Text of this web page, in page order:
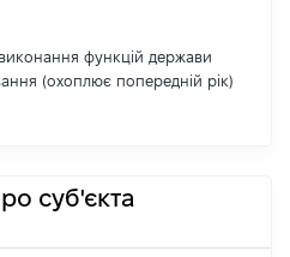
функцій держави
(охоплює попередній рік)
суб'єкта